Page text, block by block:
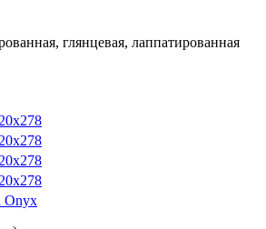
глянцевая, лаппатированная
Onyx